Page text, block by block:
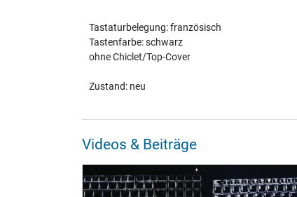
Tastaturbelegung: französisch
Tastenfarbe: schwarz
ohne Chiclet/Top-Cover
Zustand: neu
Videos & Beiträge